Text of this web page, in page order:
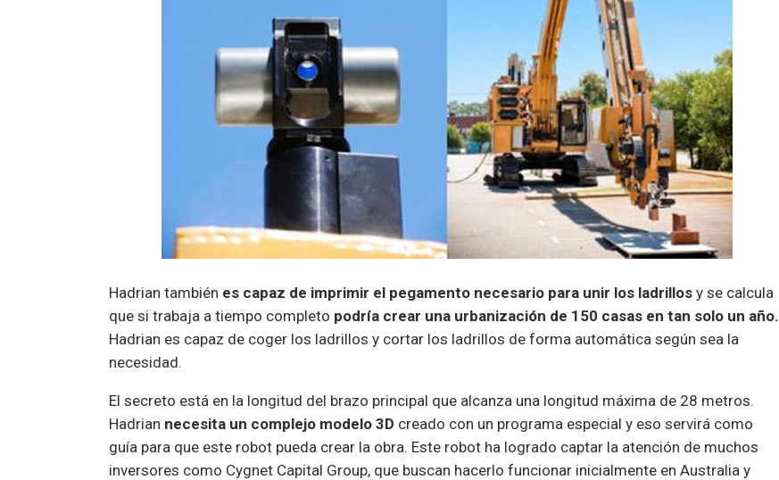
Hadrian también es capaz de imprimir el pegamento necesario para unir los ladrillos y se calcula
que si trabaja a tiempo completo podría crear una urbanización de 150 casas en tan solo un año.
Hadrian es capaz de coger los ladrillos y cortar los ladrillos de forma automática según sea la
necesidad.
El secreto está en la longitud del brazo principal que alcanza una longitud máxima de 28 metros.
Hadrian necesita un complejo modelo 3D creado con un programa especial y eso servirá como
guía para que este robot pueda crear la obra. Este robot ha logrado captar la atención de muchos
inversores como Cygnet Capital Group, que buscan hacerlo funcionar inicialmente en Australia y